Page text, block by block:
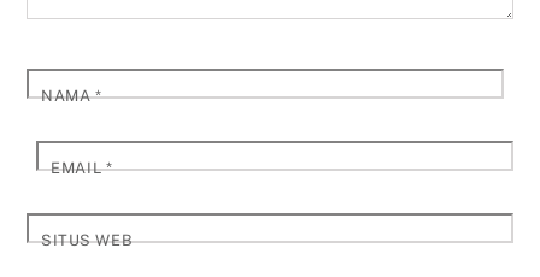
NAMA*
EMAIL*
SITUS WEB